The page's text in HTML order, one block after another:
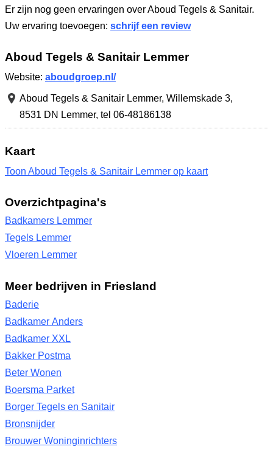
Er zijn nog geen ervaringen over Aboud Tegels & Sanitair.
Uw ervaring toevoegen: schrijf een review
Aboud Tegels & Sanitair Lemmer
Website: aboudgroep.nl/
Aboud Tegels & Sanitair Lemmer, Willemskade 3,
8531 DN Lemmer, tel 06-48186138
Kaart
Toon Aboud Tegels & Sanitair Lemmer op kaart
Overzichtpagina's
Badkamers Lemmer
Tegels Lemmer
Vloeren Lemmer
Meer bedrijven in Friesland
Baderie
Badkamer Anders
Badkamer XXL
Bakker Postma
Beter Wonen
Boersma Parket
Borger Tegels en Sanitair
Bronsnijder
Brouwer Woninginrichters